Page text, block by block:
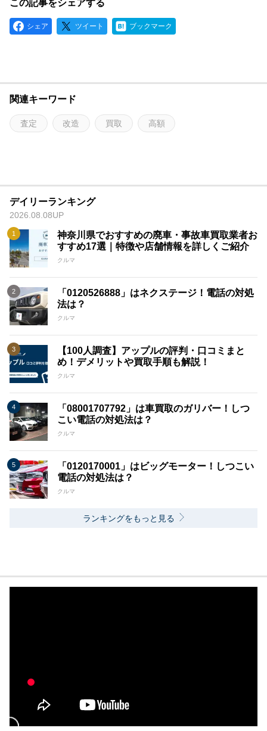
この記事をシェアする
シェア ツイート ブックマーク
関連キーワード
査定 改造 買取 高額
デイリーランキング
2026.08.08UP
神奈川県でおすすめの廃車・事故車買取業者お
すすめ17選｜特徴や店舗情報を詳しくご紹介
クルマ
「0120526888」はネクステージ！電話の対処
法は？
クルマ
【100人調査】アップルの評判・口コミまと
め！デメリットや買取手順も解説！
クルマ
「08001707792」は車買取のガリバー！しつ
こい電話の対処法は？
クルマ
「0120170001」はビッグモーター！しつこい
電話の対処法は？
クルマ
ランキングをもっと見る